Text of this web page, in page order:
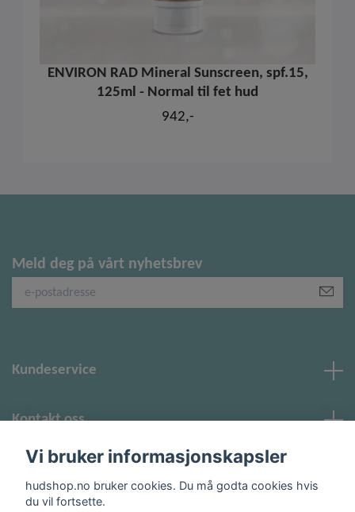
ENVIRON RAD Mineral Sunscreen, spf.15,
125ml - Normal til fet hud
942,-
Meld deg på vårt nyhetsbrev
Kundeservice
Kontakt oss
Vi bruker informasjonskapsler
hudshop.no bruker cookies. Du må godta cookies hvis
du vil fortsette.